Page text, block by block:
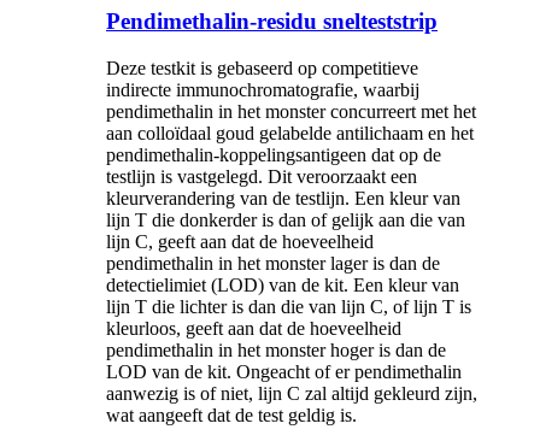
Pendimethalin-residu snelteststrip
Deze testkit is gebaseerd op competitieve
indirecte immunochromatografie, waarbij
pendimethalin in het monster concurreert met het
aan colloïdaal goud gelabelde antilichaam en het
pendimethalin-koppelingsantigeen dat op de
testlijn is vastgelegd. Dit veroorzaakt een
kleurverandering van de testlijn. Een kleur van
lijn T die donkerder is dan of gelijk aan die van
lijn C, geeft aan dat de hoeveelheid
pendimethalin in het monster lager is dan de
detectielimiet (LOD) van de kit. Een kleur van
lijn T die lichter is dan die van lijn C, of ​​lijn T is
kleurloos, geeft aan dat de hoeveelheid
pendimethalin in het monster hoger is dan de
LOD van de kit. Ongeacht of er pendimethalin
aanwezig is of niet, lijn C zal altijd gekleurd zijn,
wat aangeeft dat de test geldig is.